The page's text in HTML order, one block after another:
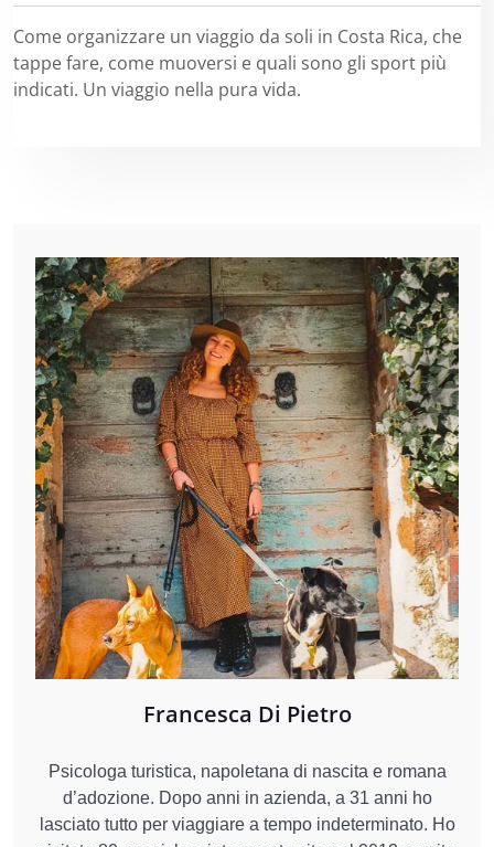
Come organizzare un viaggio da soli in Costa Rica, che
tappe fare, come muoversi e quali sono gli sport più
indicati. Un viaggio nella pura vida.
Francesca Di Pietro
Psicologa turistica, napoletana di nascita e romana
d’adozione. Dopo anni in azienda, a 31 anni ho
lasciato tutto per viaggiare a tempo indeterminato. Ho